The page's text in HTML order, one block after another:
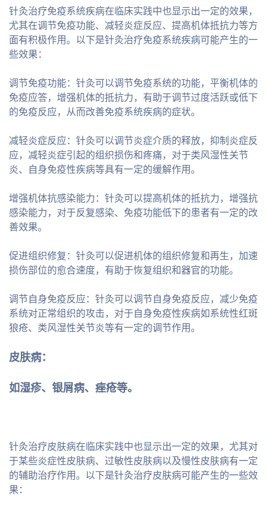
针灸治疗免疫系统疾病在临床实践中也显示出一定的效果，
尤其在调节免疫功能、减轻炎症反应、提高机体抵抗力等方
面有积极作用。以下是针灸治疗免疫系统疾病可能产生的一
些效果：
调节免疫功能：针灸可以调节免疫系统的功能，平衡机体的
免疫应答，增强机体的抵抗力，有助于调节过度活跃或低下
的免疫反应，从而改善免疫系统疾病的症状。
减轻炎症反应：针灸可以调节炎症介质的释放，抑制炎症反
应，减轻炎症引起的组织损伤和疼痛，对于类风湿性关节
炎、自身免疫性疾病等具有一定的缓解作用。
增强机体抗感染能力：针灸可以提高机体的抵抗力，增强抗
感染能力，对于反复感染、免疫功能低下的患者有一定的改
善效果。
促进组织修复：针灸可以促进机体的组织修复和再生，加速
损伤部位的愈合速度，有助于恢复组织和器官的功能。
调节自身免疫反应：针灸可以调节自身免疫反应，减少免疫
系统对正常组织的攻击，对于自身免疫性疾病如系统性红斑
狼疮、类风湿性关节炎等有一定的调节作用。
皮肤病：
如湿疹、银屑病、痤疮等。
针灸治疗皮肤病在临床实践中也显示出一定的效果，尤其对
于某些炎症性皮肤病、过敏性皮肤病以及慢性皮肤病有一定
的辅助治疗作用。以下是针灸治疗皮肤病可能产生的一些效
果：